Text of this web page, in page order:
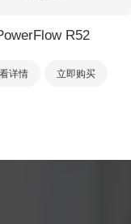
R52
详情 立即购买